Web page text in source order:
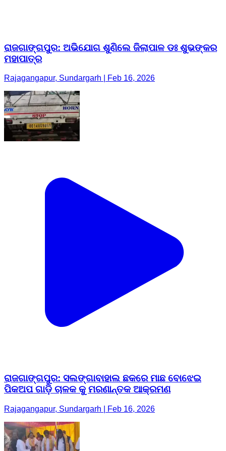
ରାଜଗାଙ୍ଗପୁର: ଅଭିଯୋଗ ଶୁଣିଲେ ଜିଲାପାଳ ଡଃ ଶୁଭଙ୍କର
ମହାପାତ୍ର
Rajagangapur, Sundargarh | Feb 16, 2026
ରାଜଗାଙ୍ଗପୁର: ସଲଙ୍ଗାବାହାଲ ଛକରେ ମାଛ ବୋଝେଇ
ପିକଅପ ଗାଡ଼ି ଚାଳକ କୁ ମରଣାନ୍ତକ ଆକ୍ରମଣ
Rajagangapur, Sundargarh | Feb 16, 2026